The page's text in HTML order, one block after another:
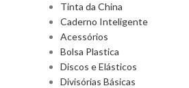
Tinta da China
Caderno Inteligente
Acessórios
Bolsa Plastica
Discos e Elásticos
Divisórias Básicas